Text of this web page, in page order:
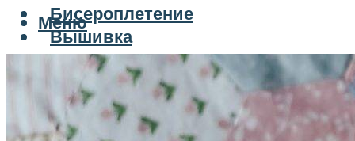
Бисероплетение
Вышивка
Вязание спицами
Декупаж
Канзаши
Меню